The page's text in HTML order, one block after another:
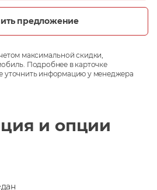
предложение
максимальной скидки,
Подробнее в карточке
уточнить информацию у менеджера
и опции